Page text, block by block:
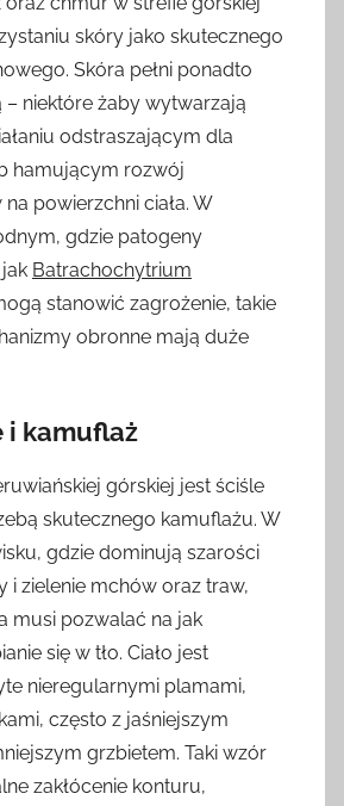
skóry jako skutecznego
Skóra pełni ponadto
niektóre żaby wytwarzają
odstraszającym dla
hamującym rozwój
powierzchni ciała. W
gdzie patogeny
Batrachochytrium
stanowić zagrożenie, takie
obronne mają duże
i kamuflaż
górskiej jest ściśle
skutecznego kamuflażu. W
gdzie dominują szarości
i zielenie mchów oraz traw,
musi pozwalać na jak
się w tło. Ciało jest
nieregularnymi plamami,
często z jaśniejszym
grzbietem. Taki wzór
zakłócenie konturu,